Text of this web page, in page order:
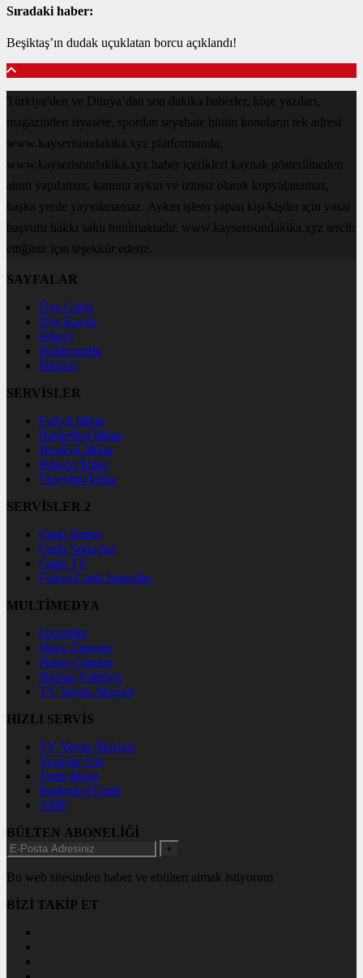
Sıradaki haber:
Beşiktaş’ın dudak uçuklatan borcu açıklandı!
Türkiye'den ve Dünya’dan son dakika haberler, köşe yazıları,
magazinden siyasete, spordan seyahate bütün konuların tek adresi
www.kayserisondakika.xyz platformunda;
www.kayserisondakika.xyz haber içerikleri kaynak gösterilmeden
alıntı yapılamaz, kanuna aykırı ve izinsiz olarak kopyalanamaz,
başka yerde yayınlanamaz. Aykırı işlem yapan kişi/kişiler için yasal
başvuru hakkı saklı tutulmaktadır. www.kayserisondakika.xyz tercih
ettiğiniz için teşekkür ederiz.
SAYFALAR
Üye Girişi
Üye Kaydı
Künye
Hakkımızda
İletişim
SERVİSLER
Futbol İddaa
Basketbol İddaa
Hentbol İddaa
Bilardo İddaa
Voleybol İddaa
SERVİSLER 2
Canlı Borsa
Canlı Sonuçlar
Canlı TV
Futbol Canlı Sonuçlar
MULTİMEDYA
Gazeteler
Hava Durumu
Haber Gönder
Namaz Vakitleri
TV Yayın Akışları
HIZLI SERVİS
TV Yayın Akışları
Yazarlar Site
Tenis İddaa
Basketbol Canlı
AMP
BÜLTEN ABONELİĞİ
+
Bu web sitesinden haber ve ebülten almak istiyorum
BİZİ TAKİP ET